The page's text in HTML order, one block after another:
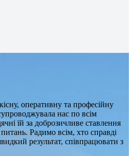
оперативну та професійну
нас по всім
їй за доброзичливе ставлення
Радимо всім, хто справді
результат, співпрацювати з